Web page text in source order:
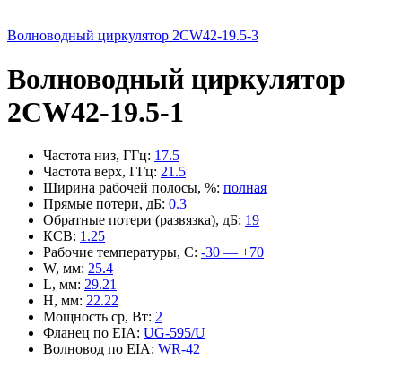
Волноводный циркулятор 2CW42-19.5-3
Волноводный циркулятор
2CW42-19.5-1
Частота низ, ГГц: 17.5
Частота верх, ГГц: 21.5
Ширина рабочей полосы, %: полная
Прямые потери, дБ: 0.3
Обратные потери (развязка), дБ: 19
КСВ: 1.25
Рабочие температуры, С: -30 — +70
W, мм: 25.4
L, мм: 29.21
H, мм: 22.22
Мощность ср, Вт: 2
Фланец по EIA: UG-595/U
Волновод по EIA: WR-42